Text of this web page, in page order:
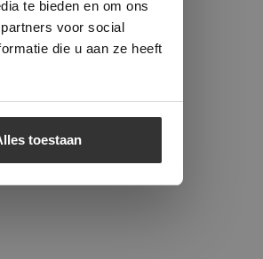
te bieden en om ons
voor social
die u aan ze heeft
toestaan